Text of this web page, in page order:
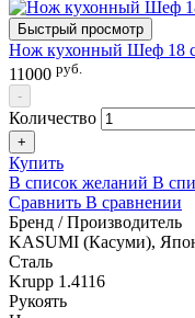
Быстрый просмотр
Нож кухонный Шеф 18
11000 руб.
-
Количество
+
Купить
В список желаний В
Сравнить В сравнении
Бренд / Производитель
KASUMI (Касуми),
Сталь
Krupp 1.4116
Рукоять